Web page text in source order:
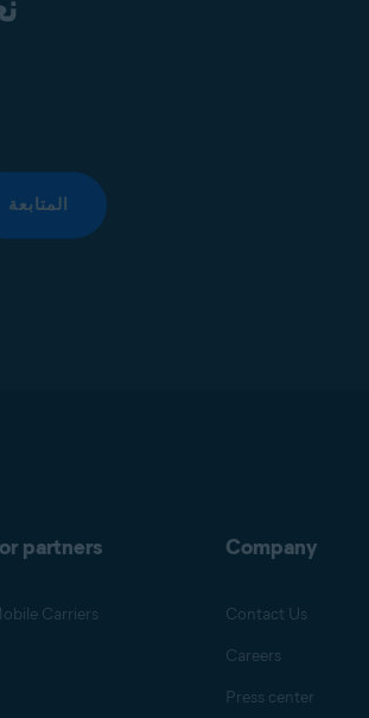
المتابعة
partners
Carriers
Company
Contact Us
Careers
Press center